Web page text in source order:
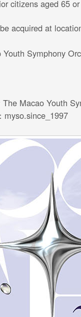
citizens aged 65
acquired at
Symphony
Macao Youth
myso.since_1997